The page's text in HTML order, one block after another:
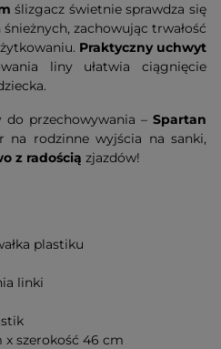
ślizgacz świetnie sprawdza się
zachowując trwałość
Praktyczny uchwyt
liny ułatwia ciągnięcie
do przechowywania – Spartan
na rodzinne wyjścia na sanki,
z radością zjazdów!
plastiku
linki
x szerokość 46 cm